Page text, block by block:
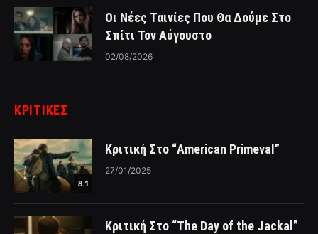
Οι Νέες Ταινίες Που Θα Δούμε Στο
Σπίτι Τον Αύγουστο
02/08/2026
ΚΡΙΤΙΚΈΣ
8.1
Κριτική Στο “American Primeval”
27/01/2025
Κριτική Στο “The Day of the Jackal”